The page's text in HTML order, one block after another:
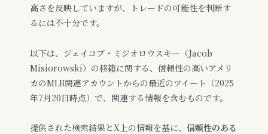
高さを反映していますが、トレードの可能性を判断す
るには不十分です。
以下は、ジェイコブ・ミジオロウスキー（Jacob
Misiorowski）の移籍に関する、信頼性の高いアメリ
カのMLB関連アカウントからの最近のツイート（2025
年7月20日時点）で、関連する情報を含むものです。
提供された検索結果とX上の情報を基に、 信頼性のある